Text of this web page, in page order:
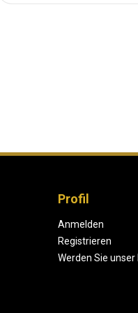
Profil
Anmelden
Registrieren
Werden Sie